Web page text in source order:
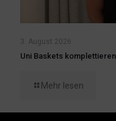
3. August 2026
Uni Baskets
Mehr lesen